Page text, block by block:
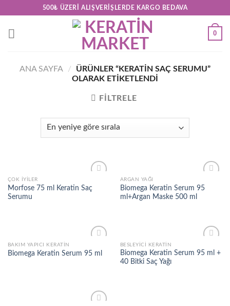
content
500₺ ÜZERI ALIŞVERIŞLERDE KARGO BEDAVA
0
ANA SAYFA /
ÜRÜNLER “KERATIN SAÇ SERUMU”
OLARAK ETIKETLENDI
FILTRELE
wishlist
ÇOK İYILER
Morfose 75 ml Keratin Saç
Serumu
Add to
wishlist
ARGAN YAĞI
Biomega Keratin Serum 95
ml+Argan Maske 500 ml
Add to
wishlist
BAKIM YAPICI KERATIN
Biomega Keratin Serum 95 ml
Add to
wishlist
BESLEYICI KERATIN
Biomega Keratin Serum 95 ml +
40 Bitki Saç Yağı